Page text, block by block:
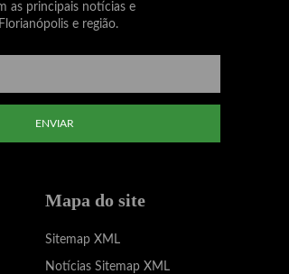
as principais notícias e
e região.
ENVIAR
Mapa do site
Sitemap XML
Notícias Sitemap XML